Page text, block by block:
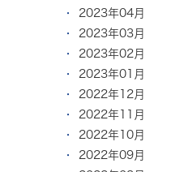
2023年04月
2023年03月
2023年02月
2023年01月
2022年12月
2022年11月
2022年10月
2022年09月